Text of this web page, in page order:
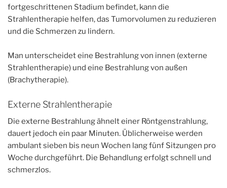
fortgeschrittenen Stadium befindet, kann die
Strahlentherapie helfen, das Tumorvolumen zu reduzieren
und die Schmerzen zu lindern.
Man unterscheidet eine Bestrahlung von innen (externe
Strahlentherapie) und eine Bestrahlung von außen
(Brachytherapie).
Externe Strahlentherapie
Die externe Bestrahlung ähnelt einer Röntgenstrahlung,
dauert jedoch ein paar Minuten. Üblicherweise werden
ambulant sieben bis neun Wochen lang fünf Sitzungen pro
Woche durchgeführt. Die Behandlung erfolgt schnell und
schmerzlos.